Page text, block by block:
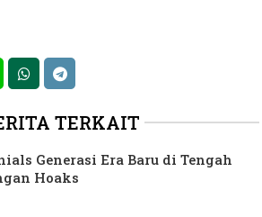
TERKAIT
Generasi Era Baru di Tengah
Hoaks